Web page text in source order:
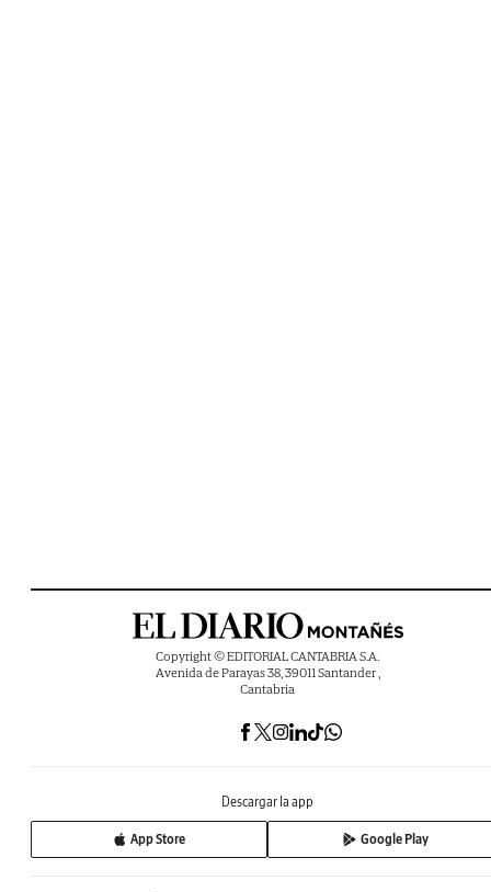
Copyright © EDITORIAL CANTABRIA S.A.
Avenida de Parayas 38, 39011 Santander ,
Cantabria
Descargar la app
App Store Google Play